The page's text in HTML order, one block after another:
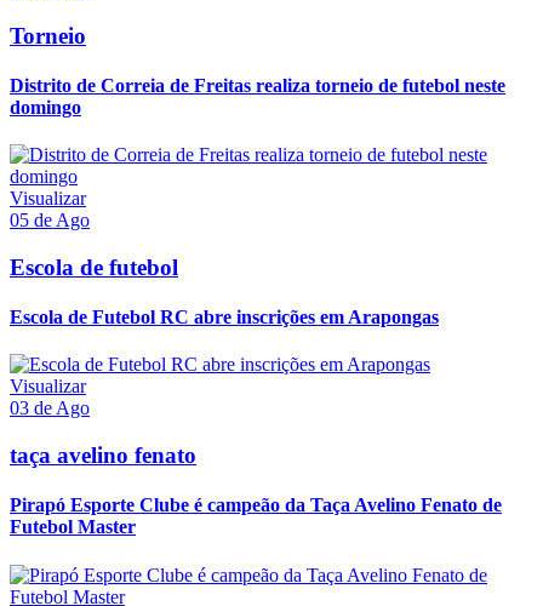
Torneio
Distrito de Correia de Freitas realiza torneio de futebol neste
domingo
Visualizar
05 de Ago
Escola de futebol
Escola de Futebol RC abre inscrições em Arapongas
Visualizar
03 de Ago
taça avelino fenato
Pirapó Esporte Clube é campeão da Taça Avelino Fenato de
Futebol Master